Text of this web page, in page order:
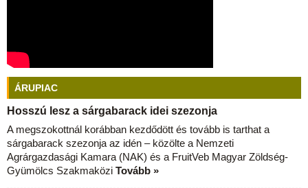
ÁRUPIAC
Hosszú lesz a sárgabarack idei szezonja
A megszokottnál korábban kezdődött és tovább is tarthat a
sárgabarack szezonja az idén – közölte a Nemzeti
Agrárgazdasági Kamara (NAK) és a FruitVeb Magyar Zöldség-
Gyümölcs Szakmaközi Tovább »